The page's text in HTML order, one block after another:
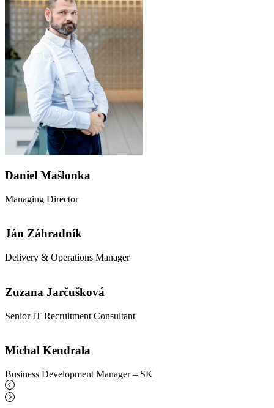
Daniel Mašlonka
Managing Director
Ján Záhradník
Delivery & Operations Manager
Zuzana Jarčušková
Senior IT Recruitment Consultant
Michal Kendrala
Business Development Manager – SK